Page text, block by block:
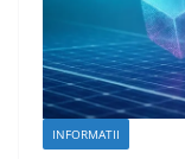
INFORMATII